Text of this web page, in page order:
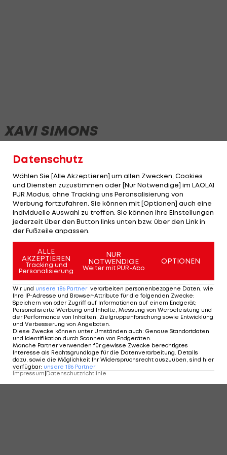
XAVI SIMONS
NEWS VIDEOS
Datenschutz
Wählen Sie [Alle Akzeptieren] um allen Zwecken, Cookies
und Diensten zuzustimmen oder [Nur Notwendige] im LAOLA1
PUR Modus, ohne Tracking uns Peronsalisierung von
Werbung fortzufahren. Sie können mit [Optionen] auch eine
individuelle Auswahl zu treffen. Sie können Ihre Einstellungen
jederzeit über den Button links unten bzw. über den Link in
der Fußzeile anpassen.
ALLE
AKZEPTIEREN
Tracking und
Personalisierung
NUR
NOTWENDIGE
Weiter mit PUR-Abo
OPTIONEN
Wir und unsere 186 Partner verarbeiten personenbezogene Daten, wie
Ihre IP-Adresse und Browser-Attribute für die folgenden Zwecke:
Speichern von oder Zugriff auf Informationen auf einem Endgerät;
Personalisierte Werbung und Inhalte, Messung von Werbeleistung und
der Performance von Inhalten, Zielgruppenforschung sowie Entwicklung
und Verbesserung von Angeboten.
Diese Zwecke können unter Umständen auch: Genaue Standortdaten
und Identifikation durch Scannen von Endgeräten.
Manche Partner verwenden für gewisse Zwecke berechtigtes
Interesse als Rechtsgrundlage für die Datenverarbeitung. Details
dazu, sowie die Möglichkeit Ihr Widerspruchsrecht auszuüben, sind hier
verfügbar: unsere 186 Partner
Impressum Datenschutzrichtlinie